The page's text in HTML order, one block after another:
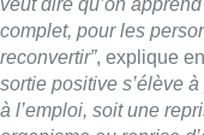
Un
ses portes
comme on